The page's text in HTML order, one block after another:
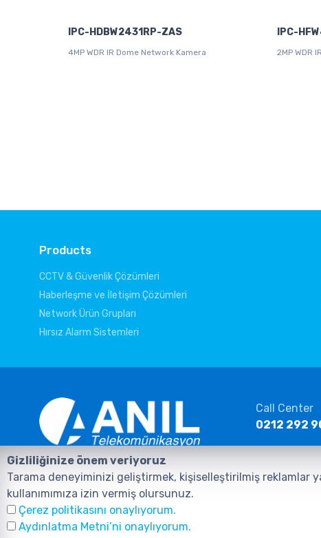
IPC-HDBW2431RP-ZAS
4MP WDR IR Dome Network Kamera
IPC-
2MP WDR
Products
CCTV & Güvenlik Çözümleri
Haberleşme ve İletişim Çözümleri
Network Ürün Grupları
Hırsız Alarm Sistemleri
Homepage Products Contact
Call Center
0212 292
Gizliliğinize önem veriyoruz
Tarama deneyiminizi geliştirmek, kişiselleştirilmiş reklamlar
kullanımımıza izin vermiş olursunuz.
Çerez politikasını onaylıyorum.
Aydınlatma Metni’ni onaylıyorum.